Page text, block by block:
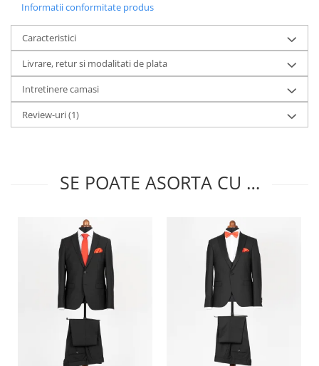
Informatii conformitate produs
Caracteristici
Livrare, retur si modalitati de plata
Intretinere camasi
Review-uri(1)
SE POATE ASORTA CU …